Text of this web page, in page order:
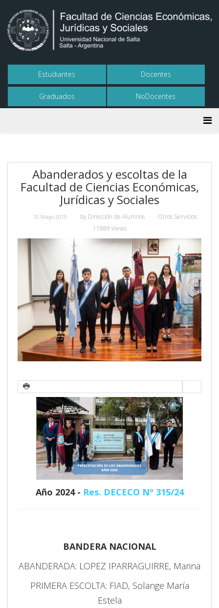
Estudiantes Docentes
Graduados NoDocentes
Abanderados y escoltas de la
Facultad de Ciencias Económicas,
Jurídicas y Sociales
10 Mayo 2019 by Dirección de Alumnos
Otros Servicios
11889 Views
Año 2024 - Res. DECECO Nº 315/24
BANDERA NACIONAL
ABANDERADA: LOPEZ IPARRAGUIRRE, Marina
PRIMERA ESCOLTA: FIAD, Solange María
Estela